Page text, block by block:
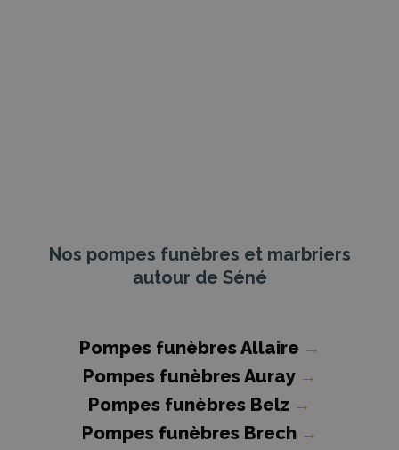
Nos pompes funèbres et marbriers
autour de Séné
Pompes funèbres Allaire →
Pompes funèbres Auray →
Pompes funèbres Belz →
Pompes funèbres Brech →